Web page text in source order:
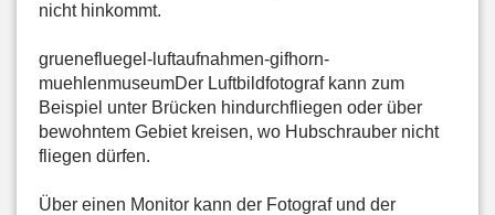
nicht hinkommt.
gruenefluegel-luftaufnahmen-gifhorn-
muehlenmuseumDer Luftbildfotograf kann zum
Beispiel unter Brücken hindurchfliegen oder über
bewohntem Gebiet kreisen, wo Hubschrauber nicht
fliegen dürfen.
Über einen Monitor kann der Fotograf und der